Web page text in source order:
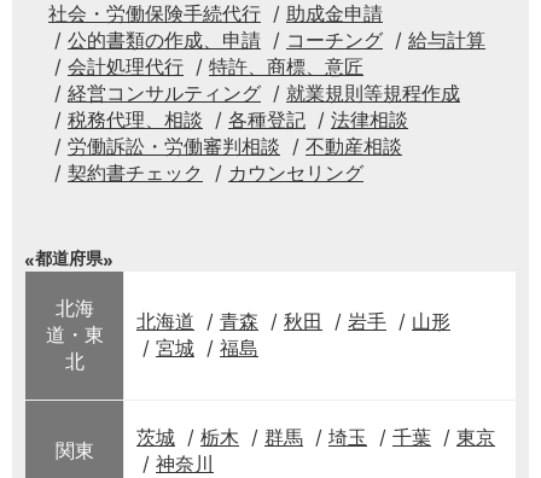
社会・労働保険手続代行
助成金申請
公的書類の作成、申請
コーチング
給与計算
会計処理代行
特許、商標、意匠
経営コンサルティング
就業規則等規程作成
税務代理、相談
各種登記
法律相談
労働訴訟・労働審判相談
不動産相談
契約書チェック
カウンセリング
都道府県
北海
道・東
北
北海道 青森 秋田 岩手
山形
宮城
福島
関東
茨城 栃木 群馬 埼玉 千葉
東京
神奈川